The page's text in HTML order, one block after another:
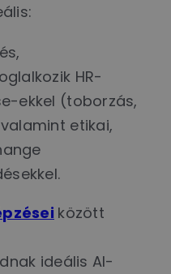
HR-
ekkel (toborzás,
etikai,
között
ideális AI-